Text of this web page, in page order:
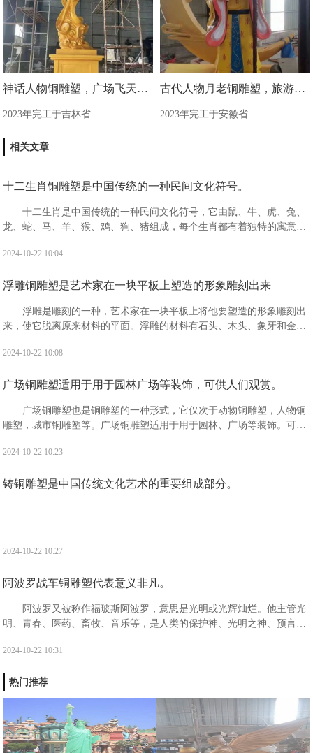
神话人物铜雕塑，广场飞天铜雕塑制造商
2023年完工于吉林省
古代人物月老铜雕塑，旅游区景观雕塑
2023年完工于安徽省
相关文章
十二生肖铜雕塑是中国传统的一种民间文化符号。
十二生肖是中国传统的一种民间文化符号，它由鼠、牛、虎、兔、
龙、蛇、马、羊、猴、鸡、狗、猪组成，每个生肖都有着独特的寓意和
子孙繁衍，家业兴旺的象征。有生生不息，繁盛不衰之吉祥寓意。
2024-10-22 10:04
浮雕铜雕塑是艺术家在一块平板上塑造的形象雕刻出来
浮雕是雕刻的一种，艺术家在一块平板上将他要塑造的形象雕刻出
来，使它脱离原来材料的平面。浮雕的材料有石头、木头、象牙和金属
时也指表现形式。
2024-10-22 10:08
广场铜雕塑适用于用于园林广场等装饰，可供人们观赏。
广场铜雕塑也是铜雕塑的一种形式，它仅次于动物铜雕塑，人物铜
雕塑，城市铜雕塑等。广场铜雕塑适用于用于园林、广场等装饰。可供
2024-10-22 10:23
铸铜雕塑是中国传统文化艺术的重要组成部分。
2024-10-22 10:27
阿波罗战车铜雕塑代表意义非凡。
阿波罗又被称作福玻斯阿波罗，意思是光明或光辉灿烂。他主管光
明、青春、医药、畜牧、音乐等，是人类的保护神、光明之神、预言之
斯特利亚的一座浮岛提洛岛之上。
2024-10-22 10:31
热门推荐